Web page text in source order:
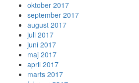
oktober 2017
september 2017
august 2017
juli 2017
juni 2017
maj 2017
april 2017
marts 2017